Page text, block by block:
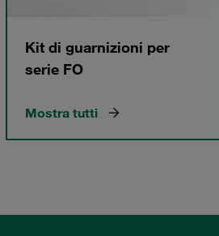
Kit di guarnizioni per
serie FO
Mostra tutti